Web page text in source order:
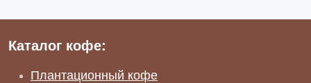
Каталог кофе:
Плантационный кофе